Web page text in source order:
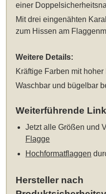
einer
Mit drei eingenähten
zum Hissen am
Weitere Details:
Kräftige Farben mit
Waschbar und bügelbar
Weiterführende
Jetzt alle Größen und
Flagge
Hochformatflaggen
Hersteller nach